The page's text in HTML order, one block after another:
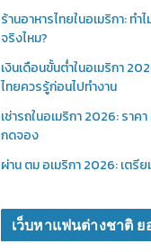
ร้านอาหารไทยในอเมริกา: ท
จริงไหม?
เงินเดือนขั้นต่ำในอเมริกา
ไทยควรรู้ก่อนไปทำงาน
เช่ารถในอเมริกา 2026: รา
กดจอง
ผ่าน ตม อเมริกา 2026: เตรี
เว็บหาแฟนต่างชาติ ย